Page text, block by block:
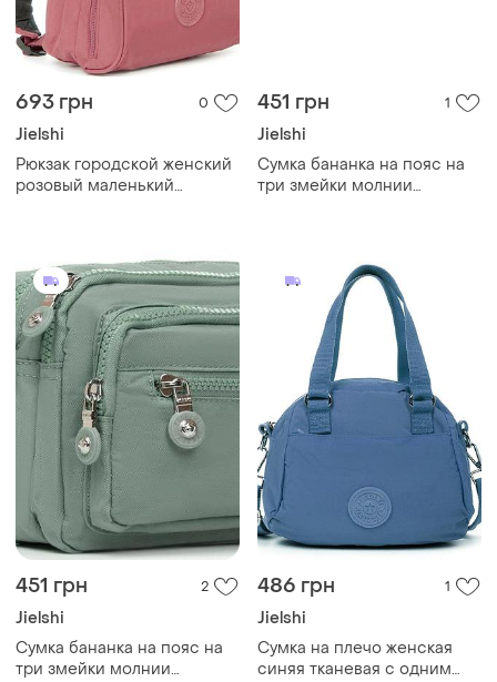
693 грн 0
Jielshi
Рюкзак городской женский
розовый маленький
451 грн 1
Jielshi
Сумка бананка на пояс на
три змейки молнии
451 грн 2
Jielshi
Сумка бананка на пояс на
три змейки молнии
486 грн 1
Jielshi
Cумка на плечо женская
синяя тканевая с одним